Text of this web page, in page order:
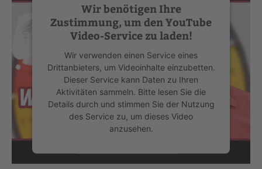
Wir benötigen Ihre
Zustimmung, um den YouTube
Video-Service zu laden!
Wir verwenden einen Service eines
Drittanbieters, um Videoinhalte einzubetten.
Dieser Service kann Daten zu Ihren
Aktivitäten sammeln. Bitte lesen Sie die
Details durch und stimmen Sie der Nutzung
des Service zu, um dieses Video
anzusehen.
Mehr Informationen